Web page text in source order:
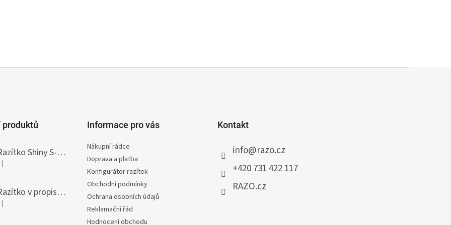
produktů
Razítko Shiny S-308T Printer Line, vlastní text 45 x 10 mm
Hodnocení produktu je 5 z 5 hvězdiček.
|
Razítko v propisce Heri Diagonal, vlastní text 33 x 8,7 mm
Hodnocení produktu je 5 z 5 hvězdiček.
|
Informace pro vás
Nákupní rádce
Doprava a platba
Konfigurátor razítek
Obchodní podmínky
Ochrana osobních údajů
Reklamační řád
Hodnocení obchodu
Kontakt
info@razo.cz
+420 731 422 117
RAZO.cz